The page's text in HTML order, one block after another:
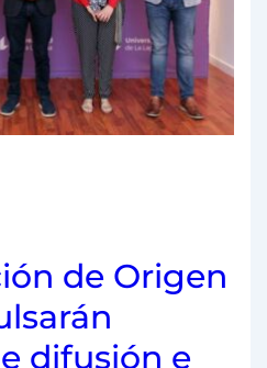
de Origen
difusión e